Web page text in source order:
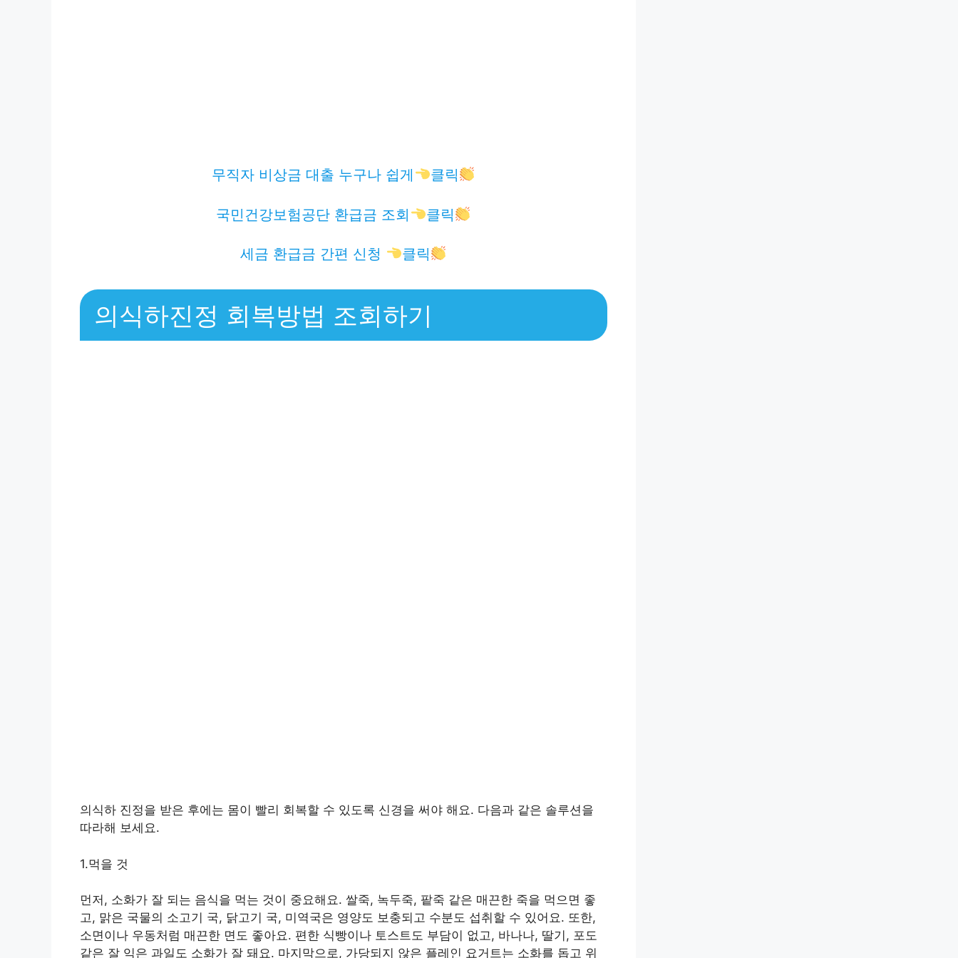
무직자 비상금 대출 누구나 쉽게 클릭
국민건강보험공단 환급금 조회 클릭
세금 환급금 간편 신청 클릭
의식하진정 회복방법 조회하기
의식하 진정을 받은 후에는 몸이 빨리 회복할 수 있도록 신경을 써야 해요. 다음과 같은 솔루션을
따라해 보세요.
1.먹을 것
먼저, 소화가 잘 되는 음식을 먹는 것이 중요해요. 쌀죽, 녹두죽, 팥죽 같은 매끈한 죽을 먹으면 좋
고, 맑은 국물의 소고기 국, 닭고기 국, 미역국은 영양도 보충되고 수분도 섭취할 수 있어요. 또한,
소면이나 우동처럼 매끈한 면도 좋아요. 편한 식빵이나 토스트도 부담이 없고, 바나나, 딸기, 포도
같은 잘 익은 과일도 소화가 잘 돼요. 마지막으로, 가당되지 않은 플레인 요거트는 소화를 돕고 위